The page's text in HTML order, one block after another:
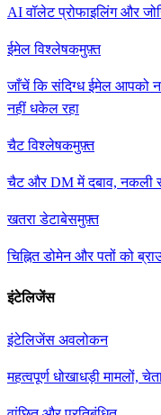
AI वॉलेट प्रोफाइलिंग और
ईमेल विश्लेषकमुफ़्त
जाँचें कि संदिग्ध ईमेल आपको
नहीं धकेल रहा
चैट विश्लेषकमुफ़्त
चैट और DM में दबाव, नकली
खतरा डेटाबेसमुफ़्त
चिह्नित डोमेन और पतों को
इंटेलिजेंस
इंटेलिजेंस अवलोकन
महत्वपूर्ण धोखाधड़ी मामलों,